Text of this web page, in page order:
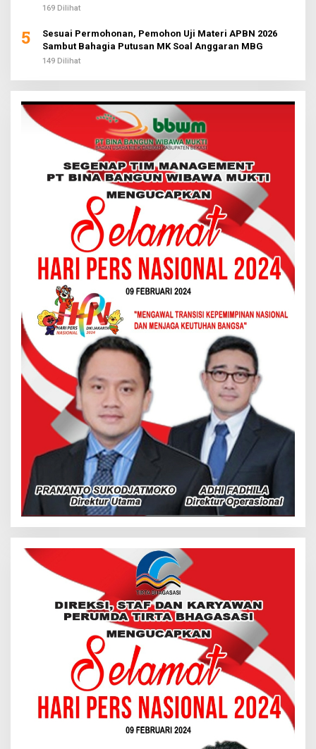
169 Dilihat
5
Sesuai Permohonan, Pemohon Uji Materi APBN 2026
Sambut Bahagia Putusan MK Soal Anggaran MBG
149 Dilihat